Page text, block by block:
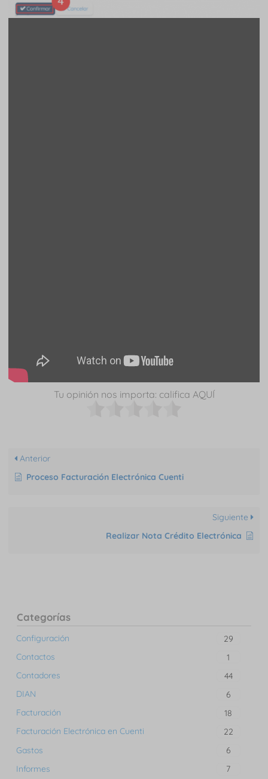
Tu opinión nos importa: califica AQUÍ
Anterior
Proceso Facturación Electrónica Cuenti
Siguiente
Realizar Nota Crédito Electrónica
Categorías
Configuración
29
Contactos
1
Contadores
44
DIAN
6
Facturación
18
Facturación Electrónica en Cuenti
22
Gastos
6
Informes
7